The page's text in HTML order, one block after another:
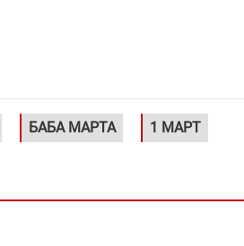
БАБА МАРТА 1 МАРТ